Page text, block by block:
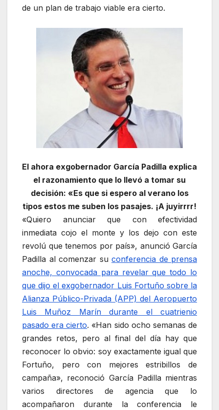
de un plan de trabajo viable era cierto.
El ahora exgobernador García Padilla explica
el razonamiento que lo llevó a tomar su
decisión: «Es que si espero al verano los
tipos estos me suben los pasajes. ¡A juyirrrr!
«Quiero anunciar que con efectividad
inmediata cojo el monte y los dejo con este
revolú que tenemos por país», anunció García
Padilla al comenzar su conferencia de prensa
anoche, convocada para revelar que todo lo
que dijo el exgobernador Luis Fortuño sobre la
Alianza Público-Privada (APP) del Aeropuerto
Luis Muñoz Marín durante el cuatrienio
pasado era cierto. «Han sido ocho semanas de
grandes retos, pero al final del día hay que
reconocer lo obvio: soy exactamente igual que
Fortuño, pero con mejores estribillos de
campaña», reconoció García Padilla mientras
varios directores de agencia que lo
acompañaron durante la conferencia le